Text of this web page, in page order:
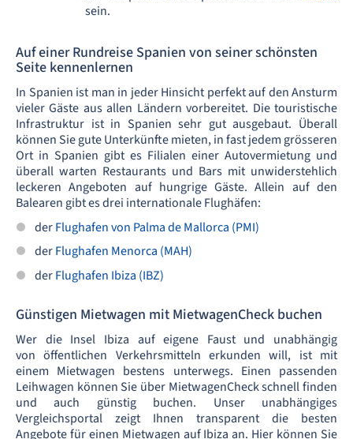
sein.
Auf einer Rundreise Spanien von seiner schönsten
Seite kennenlernen
In Spanien ist man in jeder Hinsicht perfekt auf den Ansturm
vieler Gäste aus allen Ländern vorbereitet. Die touristische
Infrastruktur ist in Spanien sehr gut ausgebaut. Überall
können Sie gute Unterkünfte mieten, in fast jedem grösseren
Ort in Spanien gibt es Filialen einer Autovermietung und
überall warten Restaurants und Bars mit unwiderstehlich
leckeren Angeboten auf hungrige Gäste. Allein auf den
Balearen gibt es drei internationale Flughäfen:
derFlughafen von Palma de Mallorca (PMI)
derFlughafen Menorca (MAH)
derFlughafen Ibiza (IBZ)
Günstigen Mietwagen mit MietwagenCheck buchen
Wer die Insel Ibiza auf eigene Faust und unabhängig
von öffentlichen Verkehrsmitteln erkunden will, ist mit
einem Mietwagen bestens unterwegs. Einen passenden
Leihwagen können Sie über MietwagenCheck schnell finden
und auch günstig buchen. Unser unabhängiges
Vergleichsportal zeigt Ihnen transparent die besten
Angebote für einen Mietwagen auf Ibiza an. Hier können Sie